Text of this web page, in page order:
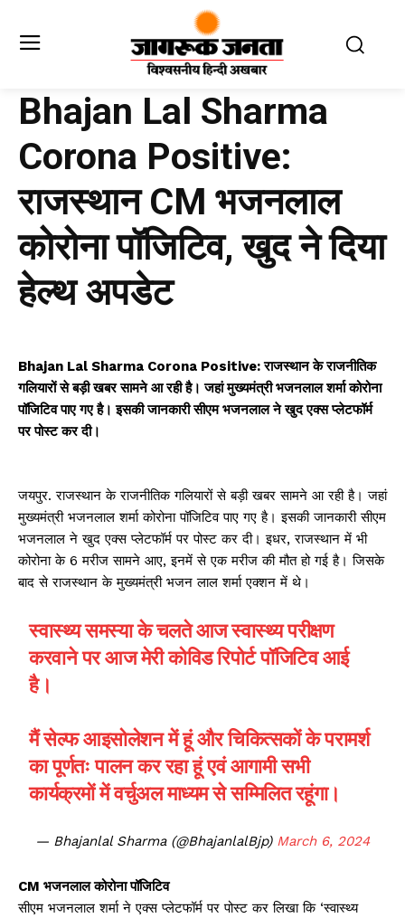
Bhajan Lal Sharma
Corona Positive:
राजस्थान CM भजनलाल
कोरोना पॉजिटिव, खुद ने दिया
हेल्थ अपडेट
Bhajan Lal Sharma Corona Positive: राजस्थान के राजनीतिक
गलियारों से बड़ी खबर सामने आ रही है। जहां मुख्यमंत्री भजनलाल शर्मा कोरोना
पॉजिटिव पाए गए है। इसकी जानकारी सीएम भजनलाल ने खुद एक्स प्लेटफॉर्म
पर पोस्ट कर दी।
जयपुर. राजस्थान के राजनीतिक गलियारों से बड़ी खबर सामने आ रही है। जहां
मुख्यमंत्री भजनलाल शर्मा कोरोना पॉजिटिव पाए गए है। इसकी जानकारी सीएम
भजनलाल ने खुद एक्स प्लेटफॉर्म पर पोस्ट कर दी। इधर, राजस्थान में भी
कोरोना के 6 मरीज सामने आए, इनमें से एक मरीज की मौत हो गई है। जिसके
बाद से राजस्थान के मुख्यमंत्री भजन लाल शर्मा एक्शन में थे।
स्वास्थ्य समस्या के चलते आज स्वास्थ्य परीक्षण
करवाने पर आज मेरी कोविड रिपोर्ट पॉजिटिव आई
है।
मैं सेल्फ आइसोलेशन में हूं और चिकित्सकों के परामर्श
का पूर्णतः पालन कर रहा हूं एवं आगामी सभी
कार्यक्रमों में वर्चुअल माध्यम से सम्मिलित रहूंगा।
— Bhajanlal Sharma (@BhajanlalBjp) March 6, 2024
CM भजनलाल कोरोना पॉजिटिव
सीएम भजनलाल शर्मा ने एक्स प्लेटफॉर्म पर पोस्ट कर लिखा कि ‘स्वास्थ्य